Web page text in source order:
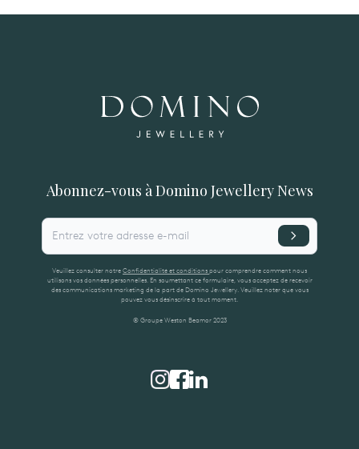
Abonnez-vous à Domino Jewellery News
Entrez votre adresse e-mail
Veuillez consulter notre Confidentialité et conditions pour comprendre comment nous
utilisons vos données personnelles. En soumettant ce formulaire, vous acceptez de recevoir
des communications marketing de la part de Domino Jewellery. Veuillez noter que vous
pouvez vous désinscrire à tout moment.
© Groupe Weston Beamor 2023